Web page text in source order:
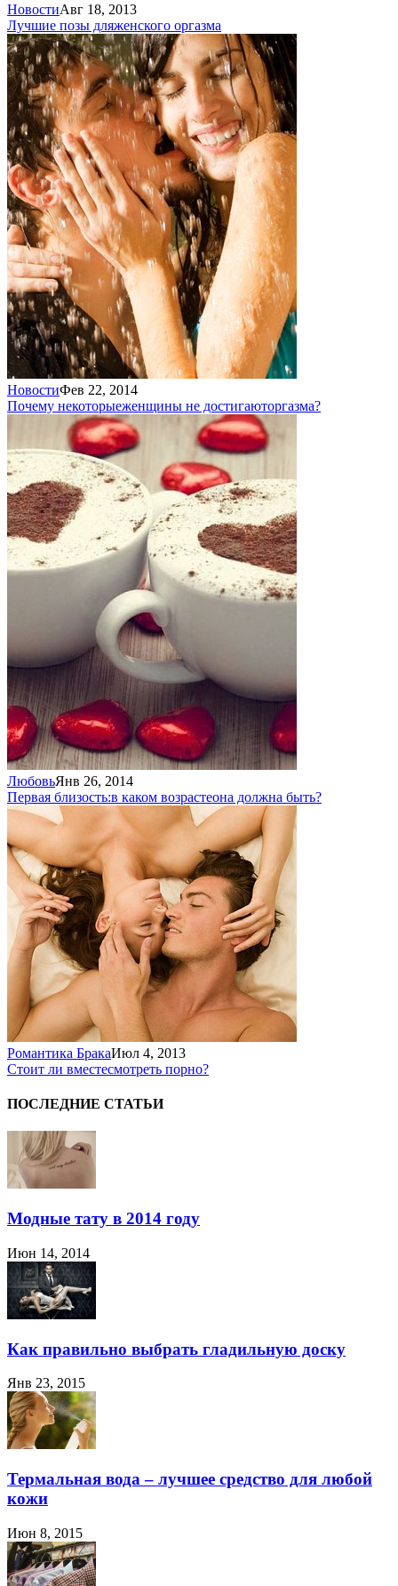
НовостиАвг 18, 2013
Лучшие позы дляженского оргазма
НовостиФев 22, 2014
Почему некоторыеженщины не достигаюторгазма?
ЛюбовьЯнв 26, 2014
Первая близость:в каком возрастеона должна быть?
Романтика БракаИюл 4, 2013
Стоит ли вместесмотреть порно?
ПОСЛЕДНИЕ СТАТЬИ
Модные тату в 2014 году
Июн 14, 2014
Как правильно выбрать гладильную доску
Янв 23, 2015
Термальная вода – лучшее средство для любой
кожи
Июн 8, 2015